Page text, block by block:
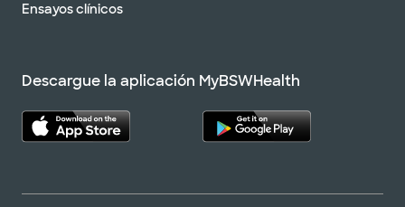
Ensayos clínicos
Descargue la aplicación MyBSWHealth